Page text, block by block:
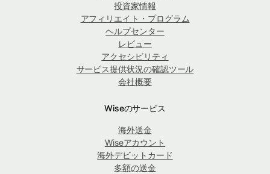
投資家情報
アフィリエイト・プログラム
ヘルプセンター
レビュー
アクセシビリティ
サービス提供状況の確認ツール
会社概要
Wiseのサービス
海外送金
Wiseアカウント
海外デビットカード
多額の送金